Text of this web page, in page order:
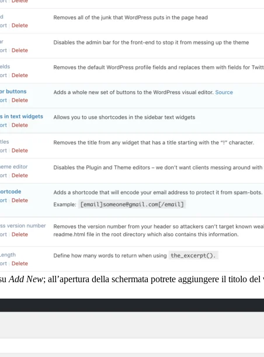
Add New; all’apertura della schermata potrete aggiungere il titolo